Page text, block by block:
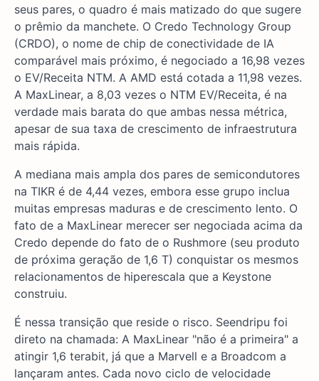
seus pares, o quadro é mais matizado do que sugere
o prêmio da manchete. O Credo Technology Group
(CRDO), o nome de chip de conectividade de IA
comparável mais próximo, é negociado a 16,98 vezes
o EV/Receita NTM. A AMD está cotada a 11,98 vezes.
A MaxLinear, a 8,03 vezes o NTM EV/Receita, é na
verdade mais barata do que ambas nessa métrica,
apesar de sua taxa de crescimento de infraestrutura
mais rápida.
A mediana mais ampla dos pares de semicondutores
na TIKR é de 4,44 vezes, embora esse grupo inclua
muitas empresas maduras e de crescimento lento. O
fato de a MaxLinear merecer ser negociada acima da
Credo depende do fato de o Rushmore (seu produto
de próxima geração de 1,6 T) conquistar os mesmos
relacionamentos de hiperescala que a Keystone
construiu.
É nessa transição que reside o risco. Seendripu foi
direto na chamada: A MaxLinear "não é a primeira" a
atingir 1,6 terabit, já que a Marvell e a Broadcom a
lançaram antes. Cada novo ciclo de velocidade